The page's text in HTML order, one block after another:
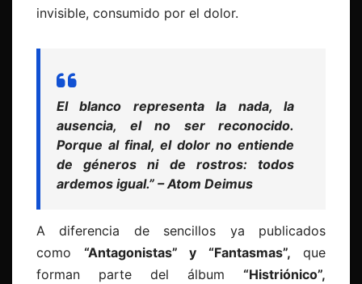
invisible, consumido por el dolor.
El blanco representa la nada, la
ausencia, el no ser reconocido.
Porque al final, el dolor no entiende
de géneros ni de rostros: todos
ardemos igual.” – Atom Deimus
A diferencia de sencillos ya publicados
como “Antagonistas” y “Fantasmas”, que
forman parte del álbum “Histriónico”,